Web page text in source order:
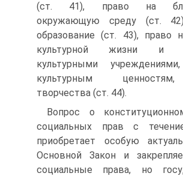
(ст. 41), право на
окружающую среду (ст.
образование (ст. 43), право
культурной жизни и
культурными
культурным
творчества (ст. 44).
Вопрос о
социальных прав с
приобретает особую
Основной Закон и
социальные права, но